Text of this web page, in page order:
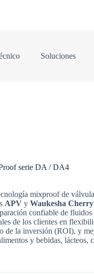
Soluciones
serie DA / DA4
mixproof de
APVy Waukesha
confiable de fluidos
de los clientes en
de la inversión (ROI), y
y bebidas, lácteos,